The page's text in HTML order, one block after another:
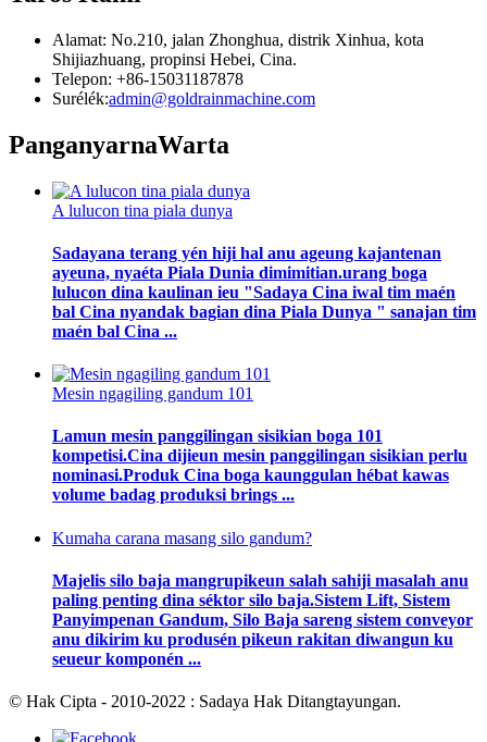
Alamat: No.210, jalan Zhonghua, distrik Xinhua, kota
Shijiazhuang, propinsi Hebei, Cina.
Telepon: +86-15031187878
Surélék:admin@goldrainmachine.com
PanganyarnaWarta
A lulucon tina piala dunya
Sadayana terang yén hiji hal anu ageung kajantenan
ayeuna, nyaéta Piala Dunia dimimitian.urang boga
lulucon dina kaulinan ieu "Sadaya Cina iwal tim maén
bal Cina nyandak bagian dina Piala Dunya " sanajan tim
maén bal Cina ...
Mesin ngagiling gandum 101
Lamun mesin panggilingan sisikian boga 101
kompetisi.Cina dijieun mesin panggilingan sisikian perlu
nominasi.Produk Cina boga kaunggulan hébat kawas
volume badag produksi brings ...
Kumaha carana masang silo gandum?
Majelis silo baja mangrupikeun salah sahiji masalah anu
paling penting dina séktor silo baja.Sistem Lift, Sistem
Panyimpenan Gandum, Silo Baja sareng sistem conveyor
anu dikirim ku produsén pikeun rakitan diwangun ku
seueur komponén ...
© Hak Cipta - 2010-2022 : Sadaya Hak Ditangtayungan.